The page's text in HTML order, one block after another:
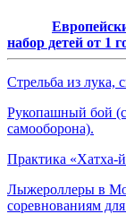
набор детей от 1
Стрельба из лука,
Рукопашный бой
самооборона).
Практика «Хатха-
Лыжероллеры в
соревнованиям